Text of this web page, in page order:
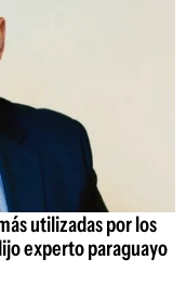
utilizadas por los
experto paraguayo